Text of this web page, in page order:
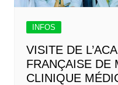
INFOS
VISITE DE
FRANÇAISE DE
CLINIQUE